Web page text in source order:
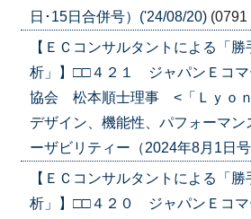
日･15日合併号）('24/08/20)
【ＥＣコンサルタントによる「
析」】□□４２１ ジャパンＥコマ
協会 松本順士理事 <「Ｌｙｏ
デザイン、機能性、パフォーマ
ーザビリティー（2024年8月1日
【ＥＣコンサルタントによる「
析」】□□４２０ ジャパンＥコマ